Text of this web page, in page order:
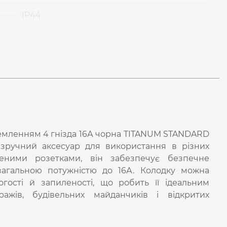
4 гнізда 16А чорна TITANUM STANDARD
аксесуар для використання в різних
розетками, він забезпечує безпечне
потужністю до 16А. Колодку можна
й запиленості, що робить її ідеальним
будівельних майданчиків і відкритих